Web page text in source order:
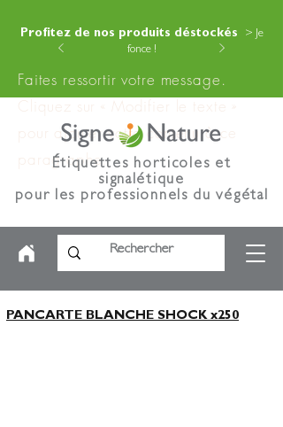
Profitez de nos produits déstockés
> Je
fonce !
Faites ressortir votre message.
Cliquez sur « Modifier le texte »
pour ajouter votre contenu à ce
paragraphe.
Étiquettes horticoles et
signalétique
pour les professionnels du végétal
PANCARTE BLANCHE SHOCK x250